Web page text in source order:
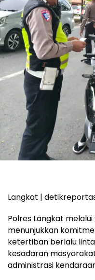
Langkat |
Polres Langkat
menunjukkan
ketertiban berlalu
kesadaran
administrasi